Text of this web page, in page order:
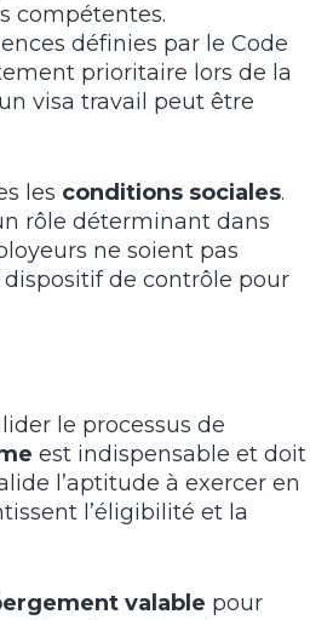
compétentes.
définies par le Code
prioritaire lors de la
visa travail peut être
les conditions sociales.
rôle déterminant dans
ne soient pas
de contrôle pour
le processus de
est indispensable et doit
l’aptitude à exercer en
l’éligibilité et la
valable pour